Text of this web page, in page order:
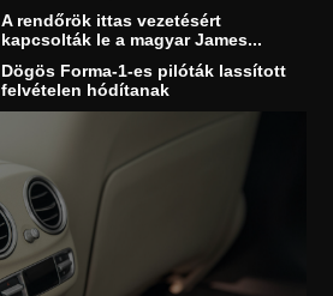
A rendőrök ittas vezetésért
kapcsolták le a magyar James...
Dögös Forma-1-es pilóták lassított
felvételen hódítanak